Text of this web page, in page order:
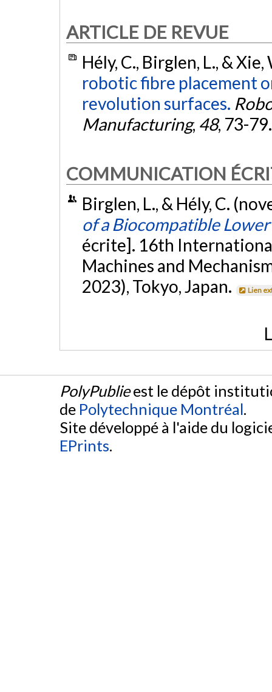
ARTICLE DE REVUE
Hély, C., Birglen, L., &
robotic fibre placement
revolution surfaces.
Manufacturing, 48, 73-
COMMUNICATION
Birglen, L., & Hély, C.
of a Biocompatible
écrite]. 16th
Machines and
2023), Tokyo, Japan.
Lien
PolyPublieest le dépôt
de Polytechnique Montréal.
Site développé à l'aide du
EPrints.